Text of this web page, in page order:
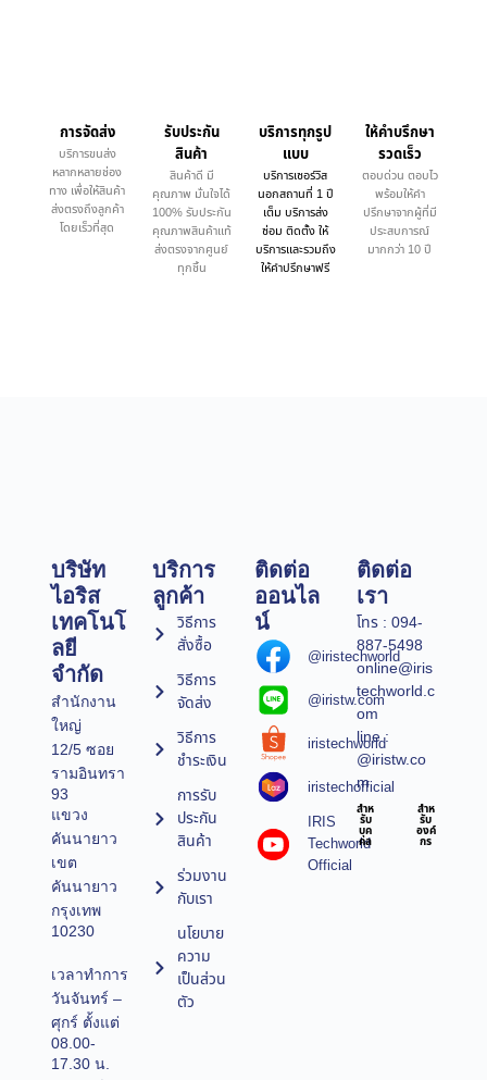
การจัดส่ง
บริการขนส่ง
หลากหลายช่อง
ทาง เพื่อให้สินค้า
ส่งตรงถึงลูกค้า
โดยเร็วที่สุด
รับประกัน
สินค้า
สินค้าดี มี
คุณภาพ มั่นใจได้
100% รับประกัน
คุณภาพสินค้าแท้
ส่งตรงจากศูนย์
ทุกชิ้น
บริการทุกรูป
แบบ
บริการเซอร์วิส
นอกสถานที่ 1 ปี
เต็ม บริการส่ง
ซ่อม ติดตั้ง ให้
บริการและรวมถึง
ให้คำปรึกษาฟรี
ให้คำบรึกษา
รวดเร็ว
ตอบด่วน ตอบไว
พร้อมให้คำ
ปรึกษาจากผู้ที่มี
ประสบการณ์
มากกว่า 10 ปี
บริษัท
ไอริส
เทคโนโ
ลยี
จำกัด
สำนักงาน
ใหญ่
12/5 ซอย
รามอินทรา
93
แขวง
คันนายาว
เขต
คันนายาว
กรุงเทพ
10230
เวลาทำการ
วันจันทร์ –
ศุกร์ ตั้งแต่
08.00-
17.30 น.
บริการ
ลูกค้า
วิธีการ
สั่งซื้อ
วิธีการ
จัดส่ง
วิธีการ
ชำระเงิน
การรับ
ประกัน
สินค้า
ร่วมงาน
กับเรา
นโยบาย
ความ
เป็นส่วน
ตัว
ติดต่อ
ออนไล
น์
@iristechworld
@iristw.com
iristechworld
iristechofficial
IRIS
Techworld
Official
ติดต่อ
เรา
โทร : 094-
887-5498
online@iris
techworld.c
om
line :
@iristw.co
m
สำห
รับ
บุค
คล
สำห
รับ
องค์
กร